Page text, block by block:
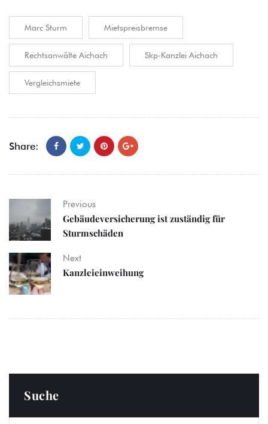
Marc Sturm Mietspreisbremse
Rechtsanwälte Aichach Skp-Kanzlei Aichach
Vergleichsmiete
Share:
Previous
Gebäudeversicherung ist zuständig für
Sturmschäden
Next
Kanzleieinweihung
Suche